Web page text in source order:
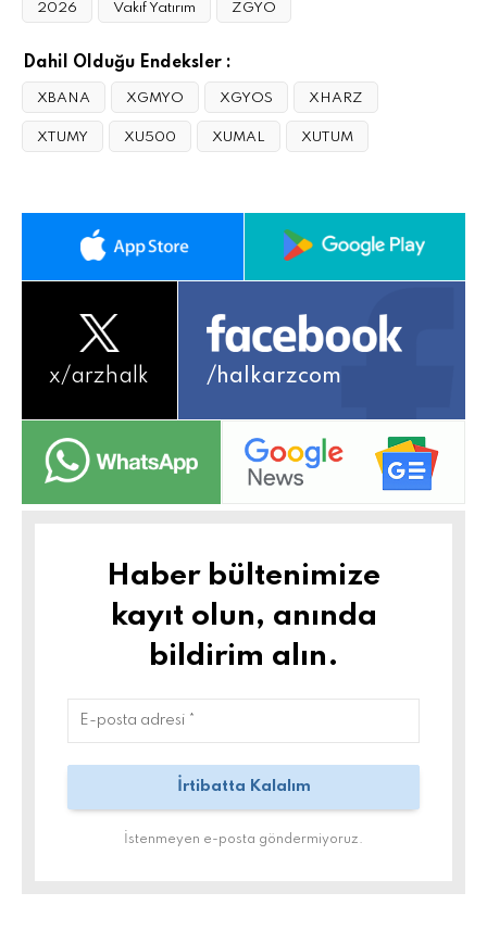
2026 Vakıf Yatırım ZGYO
Dahil Olduğu Endeksler :
XBANA XGMYO XGYOS XHARZ
XTUMY XU500 XUMAL XUTUM
x/arzhalk /halkarzcom
Haber bültenimize
kayıt olun, anında
bildirim alın.
İstenmeyen e-posta göndermiyoruz.